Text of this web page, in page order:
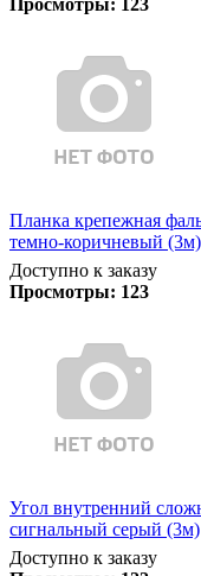
Планка крепежная
темно-коричневый (3м)
Доступно к заказу
Просмотры: 123
Угол внутренний
сигнальный серый (3м)
Доступно к заказу